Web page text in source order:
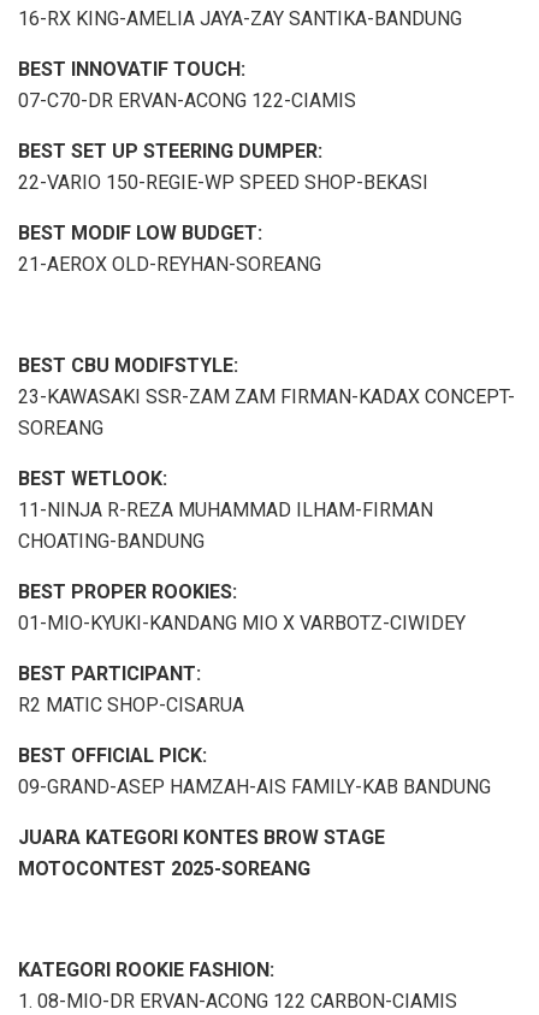
16-RX KING-AMELIA JAYA-ZAY SANTIKA-BANDUNG
BEST INNOVATIF TOUCH:
07-C70-DR ERVAN-ACONG 122-CIAMIS
BEST SET UP STEERING DUMPER:
22-VARIO 150-REGIE-WP SPEED SHOP-BEKASI
BEST MODIF LOW BUDGET:
21-AEROX OLD-REYHAN-SOREANG
BEST CBU MODIFSTYLE:
23-KAWASAKI SSR-ZAM ZAM FIRMAN-KADAX CONCEPT-
SOREANG
BEST WETLOOK:
11-NINJA R-REZA MUHAMMAD ILHAM-FIRMAN
CHOATING-BANDUNG
BEST PROPER ROOKIES:
01-MIO-KYUKI-KANDANG MIO X VARBOTZ-CIWIDEY
BEST PARTICIPANT:
R2 MATIC SHOP-CISARUA
BEST OFFICIAL PICK:
09-GRAND-ASEP HAMZAH-AIS FAMILY-KAB BANDUNG
JUARA KATEGORI KONTES BROW STAGE
MOTOCONTEST 2025-SOREANG
KATEGORI ROOKIE FASHION:
1. 08-MIO-DR ERVAN-ACONG 122 CARBON-CIAMIS